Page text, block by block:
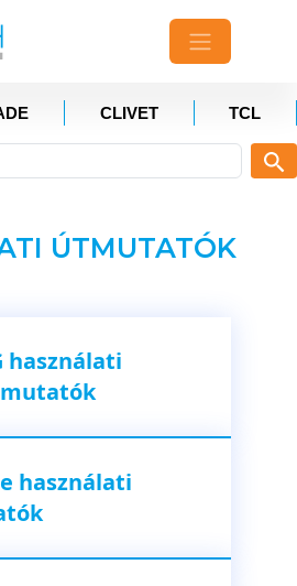
CLIVET TCL
ÚTMUTATÓK
használati
használati